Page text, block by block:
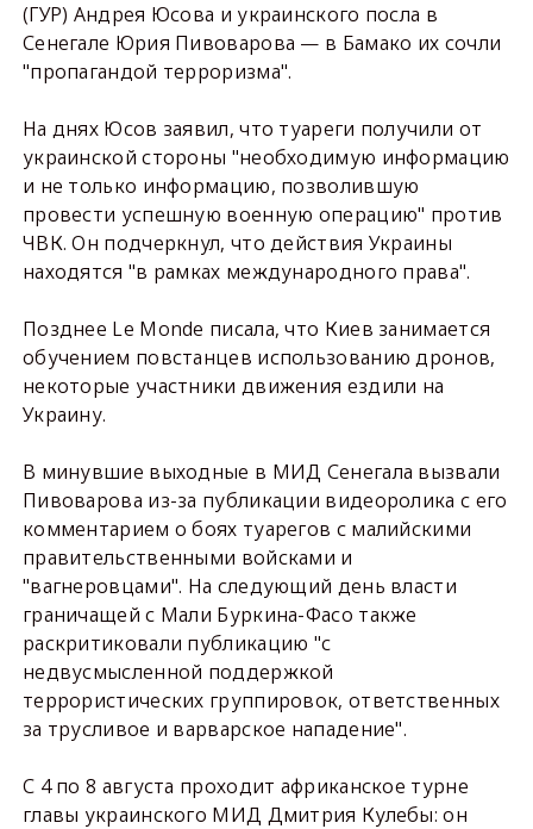
(ГУР) Андрея Юсова и украинского посла в
Сенегале Юрия Пивоварова — в Бамако их сочли
"пропагандой терроризма".
На днях Юсов заявил, что туареги получили от
украинской стороны "необходимую информацию
и не только информацию, позволившую
провести успешную военную операцию" против
ЧВК. Он подчеркнул, что действия Украины
находятся "в рамках международного права".
Позднее Le Monde писала, что Киев занимается
обучением повстанцев использованию дронов,
некоторые участники движения ездили на
Украину.
В минувшие выходные в МИД Сенегала вызвали
Пивоварова из-за публикации видеоролика с его
комментарием о боях туарегов с малийскими
правительственными войсками и
"вагнеровцами". На следующий день власти
граничащей с Мали Буркина-Фасо также
раскритиковали публикацию "с
недвусмысленной поддержкой
террористических группировок, ответственных
за трусливое и варварское нападение".
С 4 по 8 августа проходит африканское турне
главы украинского МИД Дмитрия Кулебы: он